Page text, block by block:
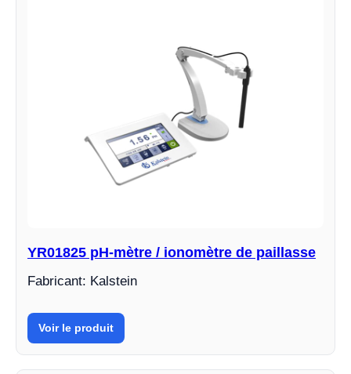
YR01825 pH-mètre / ionomètre de paillasse
Fabricant: Kalstein
Voir le produit